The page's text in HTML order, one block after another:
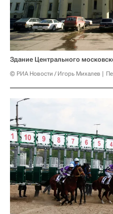
Здание Центрального
© РИА Новости / Игорь Михалев